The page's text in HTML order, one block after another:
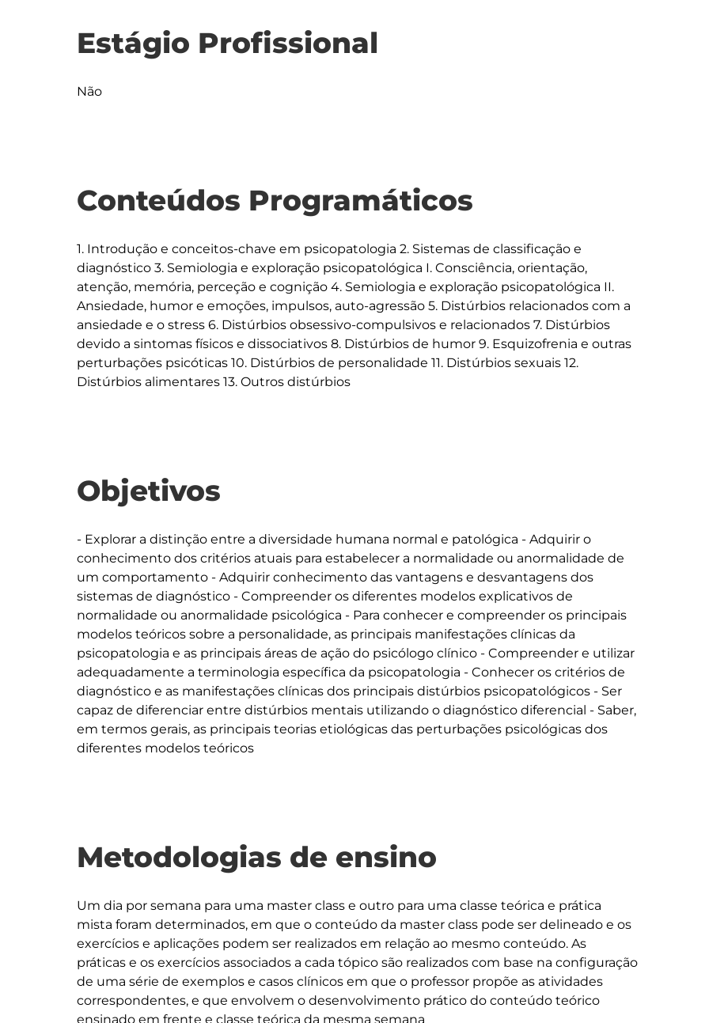
Estágio Profissional
Não
Conteúdos Programáticos
1. Introdução e conceitos-chave em psicopatologia 2. Sistemas de classificação e
diagnóstico 3. Semiologia e exploração psicopatológica I. Consciência, orientação,
atenção, memória, perceção e cognição 4. Semiologia e exploração psicopatológica II.
Ansiedade, humor e emoções, impulsos, auto-agressão 5. Distúrbios relacionados com a
ansiedade e o stress 6. Distúrbios obsessivo-compulsivos e relacionados 7. Distúrbios
devido a sintomas físicos e dissociativos 8. Distúrbios de humor 9. Esquizofrenia e outras
perturbações psicóticas 10. Distúrbios de personalidade 11. Distúrbios sexuais 12.
Objetivos
- Explorar a distinção entre a diversidade humana normal e patológica - Adquirir o
conhecimento dos critérios atuais para estabelecer a normalidade ou anormalidade de
um comportamento - Adquirir conhecimento das vantagens e desvantagens dos
sistemas de diagnóstico - Compreender os diferentes modelos explicativos de
normalidade ou anormalidade psicológica - Para conhecer e compreender os principais
modelos teóricos sobre a personalidade, as principais manifestações clínicas da
psicopatologia e as principais áreas de ação do psicólogo clínico - Compreender e utilizar
adequadamente a terminologia específica da psicopatologia - Conhecer os critérios de
diagnóstico e as manifestações clínicas dos principais distúrbios psicopatológicos - Ser
capaz de diferenciar entre distúrbios mentais utilizando o diagnóstico diferencial - Saber,
em termos gerais, as principais teorias etiológicas das perturbações psicológicas dos
Metodologias de ensino
Um dia por semana para uma master class e outro para uma classe teórica e prática
mista foram determinados, em que o conteúdo da master class pode ser delineado e os
exercícios e aplicações podem ser realizados em relação ao mesmo conteúdo. As
práticas e os exercícios associados a cada tópico são realizados com base na configuração
de uma série de exemplos e casos clínicos em que o professor propõe as atividades
correspondentes, e que envolvem o desenvolvimento prático do conteúdo teórico